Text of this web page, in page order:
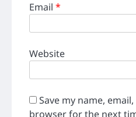
Email *
Website
Save my name,
browser for the next